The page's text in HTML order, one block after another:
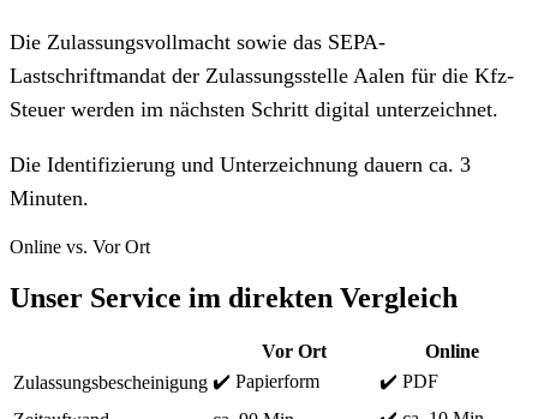
Die Zulassungsvollmacht sowie das SEPA-
Lastschriftmandat der Zulassungsstelle Aalen für die Kfz-
Steuer werden im nächsten Schritt digital unterzeichnet.
Die Identifizierung und Unterzeichnung dauern ca. 3
Minuten.
Online vs. Vor Ort
Unser Service im direkten Vergleich
Vor Ort
Online
Zulassungsbescheinigung ✔️ Papierform
✔️ PDF